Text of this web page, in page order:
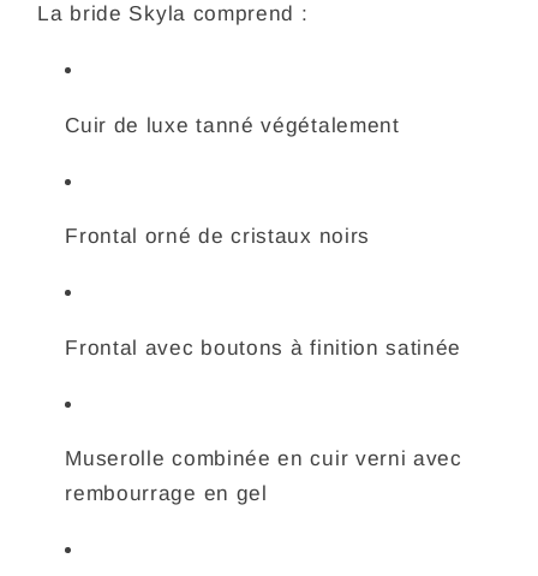
La bride Skyla comprend :
Cuir de luxe tanné végétalement
Frontal orné de cristaux noirs
Frontal avec boutons à finition satinée
Muserolle combinée en cuir verni avec
rembourrage en gel